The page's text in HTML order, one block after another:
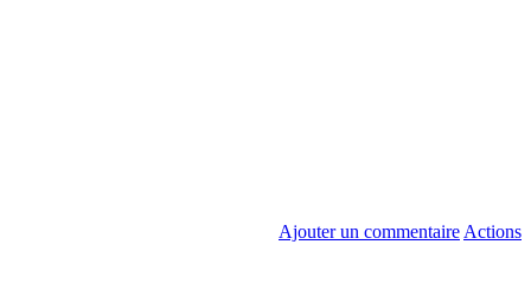
Ajouter un commentaire Actions